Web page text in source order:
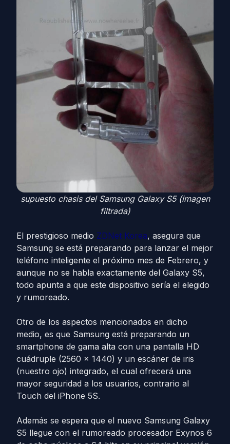
supuesto chasis del Samsung Galaxy S5 (imagen
filtrada)
El prestigioso medio ZDNet Korea, asegura que
Samsung se está preparando para lanzar el mejor
teléfono inteligente el próximo mes de Febrero, y
aunque no se habla exactamente del Galaxy S5,
todo apunta a que este dispositivo sería el elegido
y rumoreado.
Otro de los aspectos mencionados en dicho
medio, es que Samsung está preparando un
smartphone de gama alta con una pantalla HD
cuádruple (2560 x 1440) y un escáner de iris
(nuestro ojo) integrado, el cual ofrecerá una
mayor seguridad a los usuarios, contrario al
Touch del iPhone 5S.
Además se espera que el nuevo Samsung Galaxy
S5 llegue con el rumoreado procesador Exynos 6